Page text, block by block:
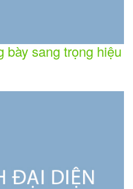
bày sang trọng hiệu